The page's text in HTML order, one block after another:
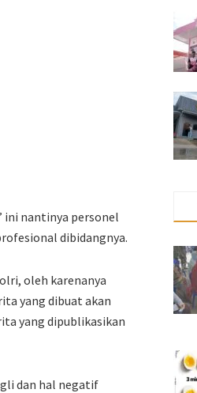
ini nantinya personel
dibidangnya.
oleh karenanya
yang dibuat akan
yang dipublikasikan
dan hal negatif